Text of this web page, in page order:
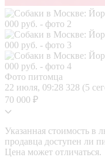
Фото питомца
22 июля, 09:28 328 (5
70 000 ₽
Указанная стоимость
продавца доступен ли
Цена может отличаться.